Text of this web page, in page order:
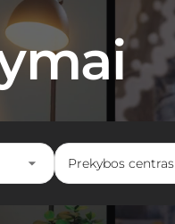
Prekybos centras